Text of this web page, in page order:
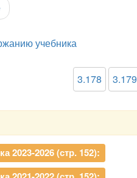
учебника
3.178 3.179
2023-2026 (стр. 152):